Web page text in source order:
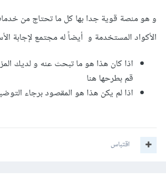
و هو منصة قوية جدا بها كل ما تحتاج من
الأكواد المستخدمة و أيضاً له مجتمع لإجابة
اذا كان هذا هو ما تبحث عنه و لديك
قم بطرحها هنا
اذا لم يكن هذا هو المقصود برجاء
اقتباس